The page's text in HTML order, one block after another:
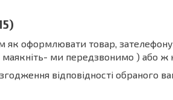
оформлювати товар,
маякніть- ми передзвонимо ) або ж
відповідності обраного